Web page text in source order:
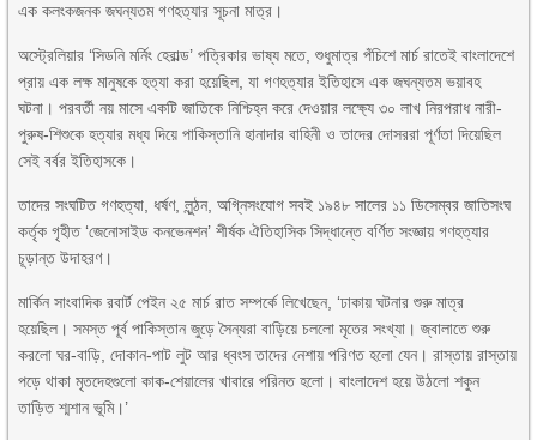
এক কলংকজনক জঘন্যতম গণহত্যার সূচনা মাত্র।
অস্ট্রেলিয়ার ‘সিডনি মর্নিং হেরাল্ড’ পত্রিকার ভাষ্য মতে, শুধুমাত্র পঁচিশে মার্চ রাতেই বাংলাদেশে
প্রায় এক লক্ষ মানুষকে হত্যা করা হয়েছিল, যা গণহত্যার ইতিহাসে এক জঘন্যতম ভয়াবহ
ঘটনা। পরবর্তী নয় মাসে একটি জাতিকে নিশ্চিহ্ন করে দেওয়ার লক্ষ্যে ৩০ লাখ নিরপরাধ নারী-
পুরুষ-শিশুকে হত্যার মধ্য দিয়ে পাকিস্তানি হানাদার বাহিনী ও তাদের দোসররা পূর্ণতা দিয়েছিল
সেই বর্বর ইতিহাসকে।
তাদের সংঘটিত গণহত্যা, ধর্ষণ, লুন্ঠন, অগ্নিসংযোগ সবই ১৯৪৮ সালের ১১ ডিসেম্বর জাতিসংঘ
কর্তৃক গৃহীত ‘জেনোসাইড কনভেনশন’ শীর্ষক ঐতিহাসিক সিদ্ধান্তে বর্ণিত সংজ্ঞায় গণহত্যার
চূড়ান্ত উদাহরণ।
মার্কিন সাংবাদিক রবার্ট পেইন ২৫ মার্চ রাত সম্পর্কে লিখেছেন, ‘ঢাকায় ঘটনার শুরু মাত্র
হয়েছিল। সমস্ত পূর্ব পাকিস্তান জুড়ে সৈন্যরা বাড়িয়ে চললো মৃতের সংখ্যা। জ্বালাতে শুরু
করলো ঘর-বাড়ি, দোকান-পাট লুট আর ধ্বংস তাদের নেশায় পরিণত হলো যেন। রাস্তায় রাস্তায়
পড়ে থাকা মৃতদেহগুলো কাক-শেয়ালের খাবারে পরিনত হলো। বাংলাদেশ হয়ে উঠলো শকুন
তাড়িত শ্মশান ভূমি।’